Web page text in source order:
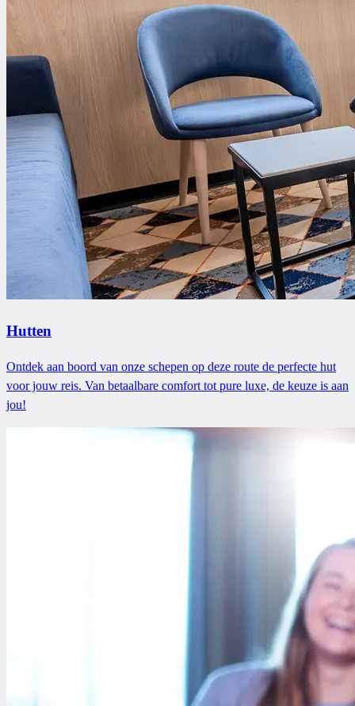
Hutten
Ontdek aan boord van onze schepen op deze route de perfecte hut
voor jouw reis. Van betaalbare comfort tot pure luxe, de keuze is aan
jou!